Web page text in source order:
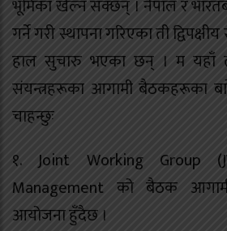
भूमिका खेल्न सक्छन् । नेपाल र
गर्ने गरी स्थापना गरिएका ती
हाल सुचारु भएका छन् । म यहाँ
संयन्त्रहरूका आगामी बैठकहरूका
चाहन्छुः
१. Joint Working Group
Management को बैठक
आयोजना हुँदैछ ।